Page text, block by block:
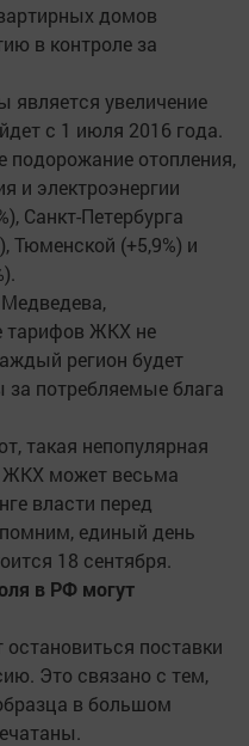
домов
в контроле за
является увеличение
с 1 июля 2016 года.
подорожание отопления,
и электроэнергии
Санкт-Петербурга
Тюменской (+5,9%) и
тарифов ЖКХ не
регион будет
потребляемые блага
такая непопулярная
ЖКХ может весьма
власти перед
единый день
18 сентября.
в РФ могут
поставки
Это связано с тем,
в большом